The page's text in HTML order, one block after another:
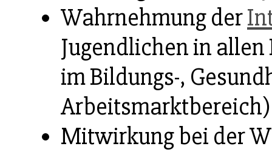
Wahrnehmung der
Jugendlichen in
im Bildungs-,
Mitwirkung bei der